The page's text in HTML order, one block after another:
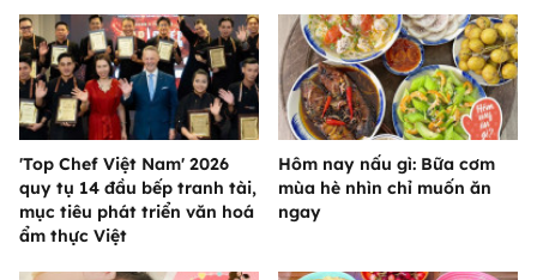
'Top Chef Việt Nam' 2026
quy tụ 14 đầu bếp tranh tài,
mục tiêu phát triển văn hoá
ẩm thực Việt
Hôm nay nấu gì: Bữa cơm
mùa hè nhìn chỉ muốn ăn
ngay